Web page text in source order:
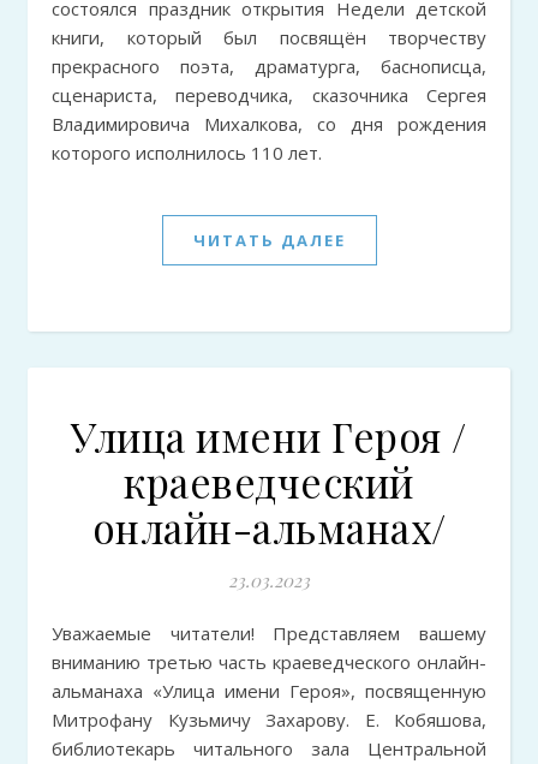
состоялся праздник открытия Недели детской
книги, который был посвящён творчеству
прекрасного поэта, драматурга, баснописца,
сценариста, переводчика, сказочника Сергея
Владимировича Михалкова, со дня рождения
которого исполнилось 110 лет.
ЧИТАТЬ ДАЛЕЕ
Улица имени Героя /
краеведческий
онлайн-альманах/
23.03.2023
Уважаемые читатели! Представляем вашему
вниманию третью часть краеведческого онлайн-
альманаха «Улица имени Героя», посвященную
Митрофану Кузьмичу Захарову. Е. Кобяшова,
библиотекарь читального зала Центральной